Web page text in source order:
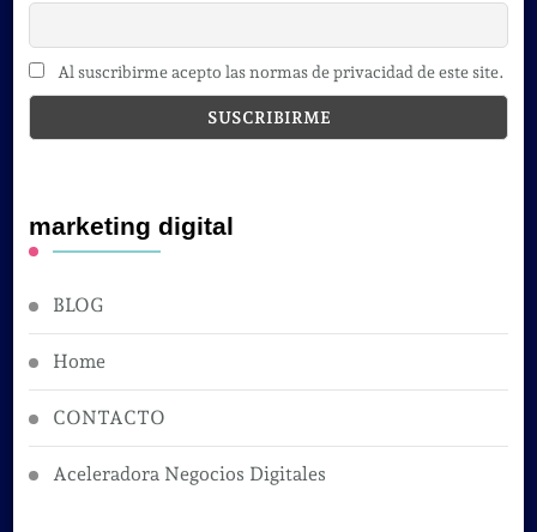
Al suscribirme acepto las normas de privacidad de este site.
marketing digital
BLOG
Home
CONTACTO
Aceleradora Negocios Digitales